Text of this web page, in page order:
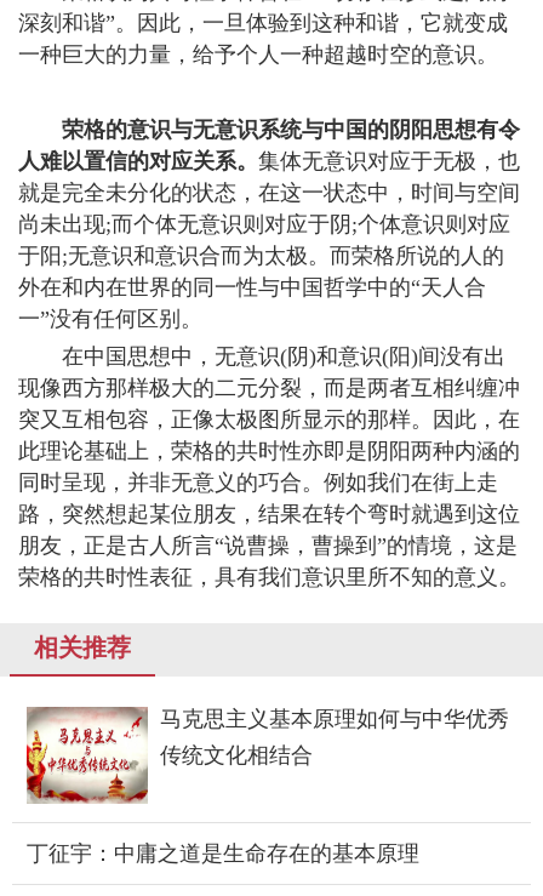
深刻和谐”。因此，一旦体验到这种和谐，它就变成
一种巨大的力量，给予个人一种超越时空的意识。
荣格的意识与无意识系统与中国的阴阳思想有令
人难以置信的对应关系。 集体无意识对应于无极，也
就是完全未分化的状态，在这一状态中，时间与空间
尚未出现;而个体无意识则对应于阴;个体意识则对应
于阳;无意识和意识合而为太极。而荣格所说的人的
外在和内在世界的同一性与中国哲学中的“天人合
一”没有任何区别。
在中国思想中，无意识(阴)和意识(阳)间没有出
现像西方那样极大的二元分裂，而是两者互相纠缠冲
突又互相包容，正像太极图所显示的那样。因此，在
此理论基础上，荣格的共时性亦即是阴阳两种内涵的
同时呈现，并非无意义的巧合。例如我们在街上走
路，突然想起某位朋友，结果在转个弯时就遇到这位
朋友，正是古人所言“说曹操，曹操到”的情境，这是
荣格的共时性表征，具有我们意识里所不知的意义。
相关推荐
马克思主义基本原理如何与中华优秀
传统文化相结合
丁征宇：中庸之道是生命存在的基本原理